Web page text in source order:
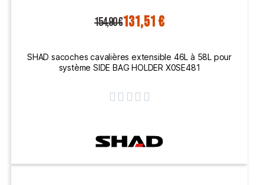
154,90 €131,51 €
SHAD sacoches cavalières extensible 46L à 58L pour
système SIDE BAG HOLDER X0SE481
    